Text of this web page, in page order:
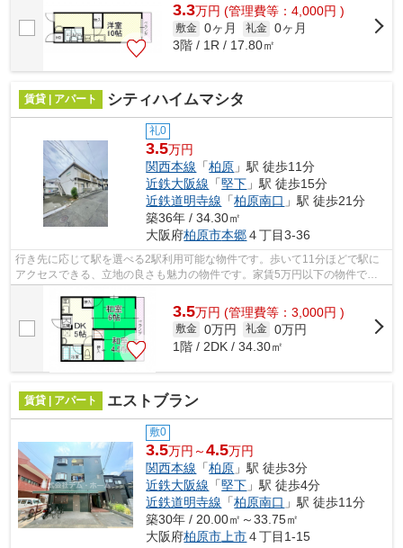
3.3万円 (管理費等：4,000円 )
敷金 0ヶ月 礼金 0ヶ月
3階 / 1R / 17.80㎡
賃貸 | アパート シティハイムマシタ
礼0
3.5万円
関西本線 「柏原 」駅 徒歩11分
近鉄大阪線 「堅下 」駅 徒歩15分
近鉄道明寺線 「柏原南口 」駅 徒歩21分
築36年 / 34.30㎡
大阪府柏原市本郷４丁目3-36
行き先に応じて駅を選べる2駅利用可能な物件です。歩いて11分ほどで駅に
アクセスできる、立地の良さも魅力の物件です。家賃5万円以下の物件で
3.5万円 (管理費等：3,000円 )
敷金 0万円 礼金 0万円
1階 / 2DK / 34.30㎡
賃貸 | アパート エストブラン
敷0
3.5万円～4.5万円
関西本線 「柏原 」駅 徒歩3分
近鉄大阪線 「堅下 」駅 徒歩4分
近鉄道明寺線 「柏原南口 」駅 徒歩11分
築30年 / 20.00㎡～33.75㎡
大阪府柏原市 上市４丁目1-15